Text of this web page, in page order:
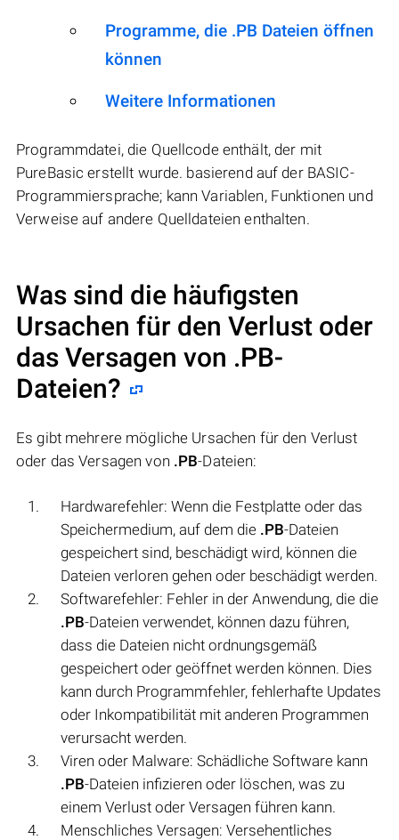
Programme, die .PB Dateien öffnen
können
Weitere Informationen
Programmdatei, die Quellcode enthält, der mit
PureBasic erstellt wurde. basierend auf der BASIC-
Programmiersprache; kann Variablen, Funktionen und
Verweise auf andere Quelldateien enthalten.
Was sind die häufigsten
Ursachen für den Verlust oder
das Versagen von .PB-
Dateien?
Es gibt mehrere mögliche Ursachen für den Verlust
oder das Versagen von .PB-Dateien:
Hardwarefehler: Wenn die Festplatte oder das
Speichermedium, auf dem die .PB-Dateien
gespeichert sind, beschädigt wird, können die
Dateien verloren gehen oder beschädigt werden.
Softwarefehler: Fehler in der Anwendung, die die
.PB-Dateien verwendet, können dazu führen,
dass die Dateien nicht ordnungsgemäß
gespeichert oder geöffnet werden können. Dies
kann durch Programmfehler, fehlerhafte Updates
oder Inkompatibilität mit anderen Programmen
verursacht werden.
Viren oder Malware: Schädliche Software kann
.PB-Dateien infizieren oder löschen, was zu
einem Verlust oder Versagen führen kann.
Menschliches Versagen: Versehentliches